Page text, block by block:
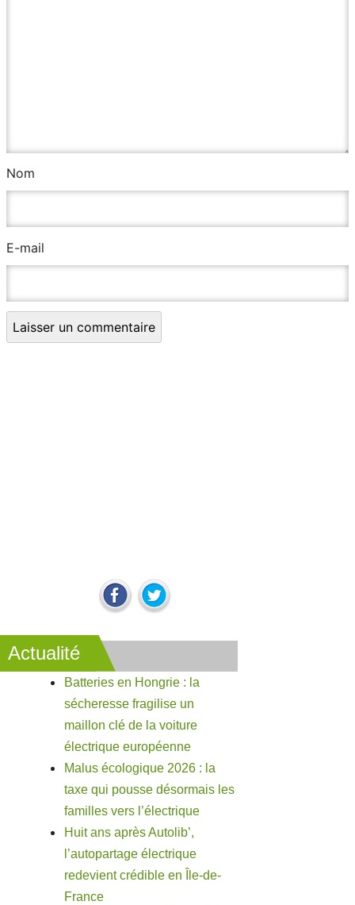
Nom
E-mail
Actualité
Batteries en Hongrie : la
sécheresse fragilise un
maillon clé de la voiture
électrique européenne
Malus écologique 2026 : la
taxe qui pousse désormais les
familles vers l’électrique
Huit ans après Autolib’,
l’autopartage électrique
redevient crédible en Île-de-
France